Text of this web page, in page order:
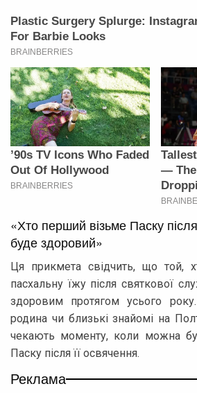
«Хто перший візьме Паску
буде здоровий»
Ця прикмета свідчить, що той,
пасхальну їжу після святкової
здоровим протягом усього
родина чи близькі знайомі на
чекають моменту, коли можна
Паску після її освячення.
Реклама